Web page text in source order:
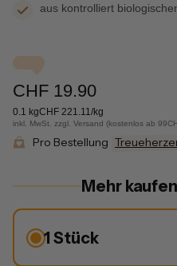
aus kontrolliert
CHF 19.90
0.1 kgCHF 221.11/kg
inkl. MwSt. zzgl. Versand (kostenlos ab
Pro Bestellung
Mehr
1 Stück